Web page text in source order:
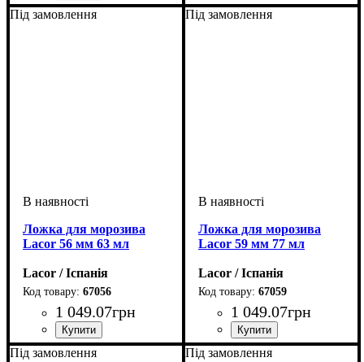
Під замовлення
Ложка для морозива
Lacor 56 мм 63 мл
Lacor / Іспанія
67056
1 049.07грн
Під замовлення
Ложка для морозива
Lacor 59 мм 77 мл
Lacor / Іспанія
67059
1 049.07грн
Під замовлення Під замовлення